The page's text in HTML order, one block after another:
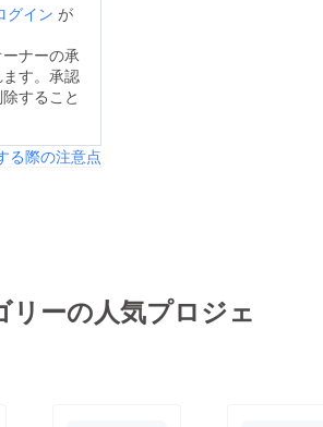
グイン が
ナーの承
す。承認
すること
る際の注意点
リーの人気プロジェ